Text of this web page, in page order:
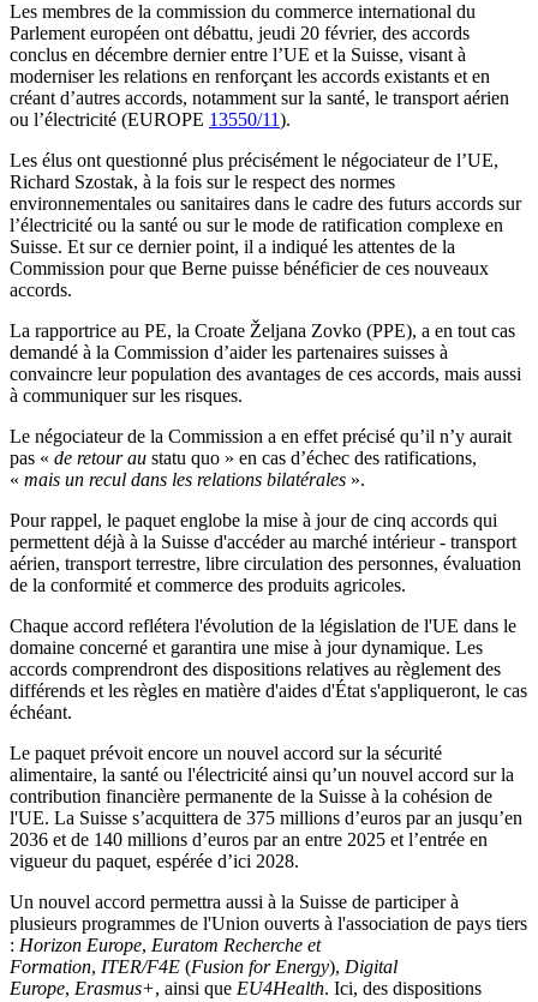
Les membres de la commission du commerce international du
Parlement européen ont débattu, jeudi 20 février, des accords
conclus en décembre dernier entre l’UE et la Suisse, visant à
moderniser les relations en renforçant les accords existants et en
créant d’autres accords, notamment sur la santé, le transport aérien
ou l’électricité (EUROPE 13550/11).
Les élus ont questionné plus précisément le négociateur de l’UE,
Richard Szostak, à la fois sur le respect des normes
environnementales ou sanitaires dans le cadre des futurs accords sur
l’électricité ou la santé ou sur le mode de ratification complexe en
Suisse. Et sur ce dernier point, il a indiqué les attentes de la
Commission pour que Berne puisse bénéficier de ces nouveaux
accords.
La rapportrice au PE, la Croate Željana Zovko (PPE), a en tout cas
demandé à la Commission d’aider les partenaires suisses à
convaincre leur population des avantages de ces accords, mais aussi
à communiquer sur les risques.
Le négociateur de la Commission a en effet précisé qu’il n’y aurait
pas « de retour au statu quo » en cas d’échec des ratifications,
« mais un recul dans les relations bilatérales ».
Pour rappel, le paquet englobe la mise à jour de cinq accords qui
permettent déjà à la Suisse d'accéder au marché intérieur - transport
aérien, transport terrestre, libre circulation des personnes, évaluation
de la conformité et commerce des produits agricoles.
Chaque accord reflétera l'évolution de la législation de l'UE dans le
domaine concerné et garantira une mise à jour dynamique. Les
accords comprendront des dispositions relatives au règlement des
différends et les règles en matière d'aides d'État s'appliqueront, le cas
échéant.
Le paquet prévoit encore un nouvel accord sur la sécurité
alimentaire, la santé ou l'électricité ainsi qu’un nouvel accord sur la
contribution financière permanente de la Suisse à la cohésion de
l'UE. La Suisse s’acquittera de 375 millions d’euros par an jusqu’en
2036 et de 140 millions d’euros par an entre 2025 et l’entrée en
vigueur du paquet, espérée d’ici 2028.
Un nouvel accord permettra aussi à la Suisse de participer à
plusieurs programmes de l'Union ouverts à l'association de pays tiers
: Horizon Europe, Euratom Recherche et
Formation, ITER/F4E (Fusion for Energy), Digital
Europe, Erasmus+, ainsi que EU4Health. Ici, des dispositions